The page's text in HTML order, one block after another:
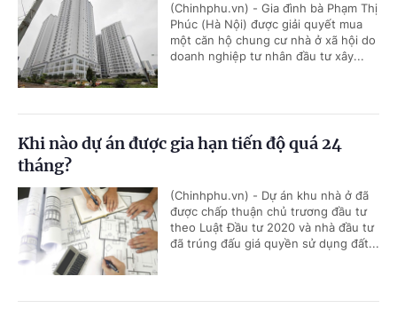
(Chinhphu.vn) - Gia đình bà Phạm Thị
Phúc (Hà Nội) được giải quyết mua
một căn hộ chung cư nhà ở xã hội do
doanh nghiệp tư nhân đầu tư xây...
Khi nào dự án được gia hạn tiến độ quá 24
tháng?
(Chinhphu.vn) - Dự án khu nhà ở đã
được chấp thuận chủ trương đầu tư
theo Luật Đầu tư 2020 và nhà đầu tư
đã trúng đấu giá quyền sử dụng đất...